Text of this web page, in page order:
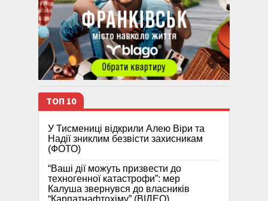
ТОП 10
У Тисмениці відкрили Алею Віри та
Надії зниклим безвісти захисникам
(ФОТО)
“Ваші дії можуть призвести до
техногенної катастрофи”: мер
Калуша звернувся до власників